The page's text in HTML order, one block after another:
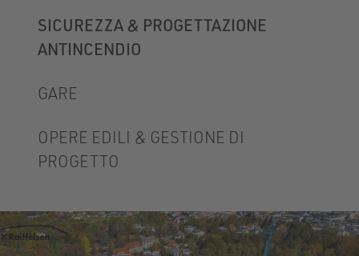
SICUREZZA & PROGETTAZIONE
ANTINCENDIO
GARE
OPERE EDILI & GESTIONE DI
PROGETTO